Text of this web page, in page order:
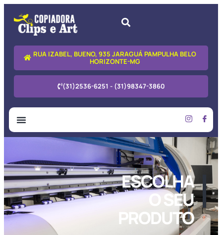
RUA IZABEL, BUENO, 935 JARAGUÁ PAMPULHA BELO
HORIZONTE-MG
(31)2536-6251 - (31)98347-3860
ESCOLHA
O SEU
PRODUTO